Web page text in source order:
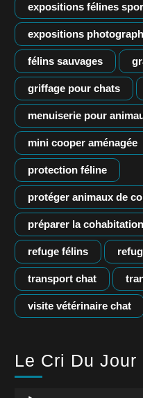
expositions félines
expositions
félins sauvages
griffage pour chats
menuiserie pour
mini cooper aménagée
protection féline
protéger animaux de
préparer la cohabitation
refuge félins
transport chat
visite vétérinaire chat
Le Cri Du Jour
Lecteur